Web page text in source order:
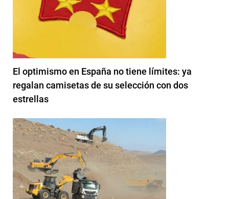
El optimismo en España no tiene límites: ya
regalan camisetas de su selección con dos
estrellas